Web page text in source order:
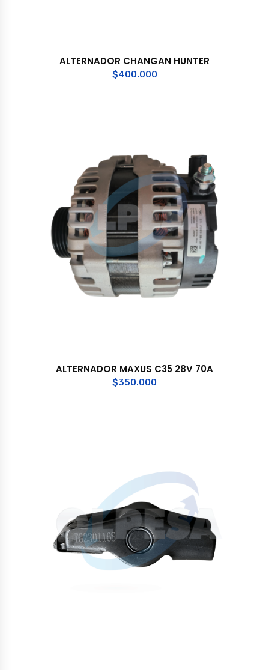
ALTERNADOR CHANGAN HUNTER
$400.000
ALTERNADOR MAXUS C35 28V 70A
$350.000